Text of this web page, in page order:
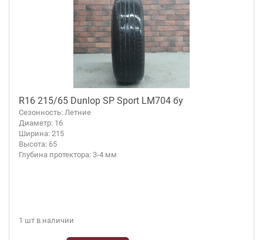
R16 215/65 Dunlop SP Sport LM704 бу
Сезонность: Летние
Диаметр: 16
Ширина: 215
Высота: 65
Глубина протектора: 3-4 мм
1 шт в наличии